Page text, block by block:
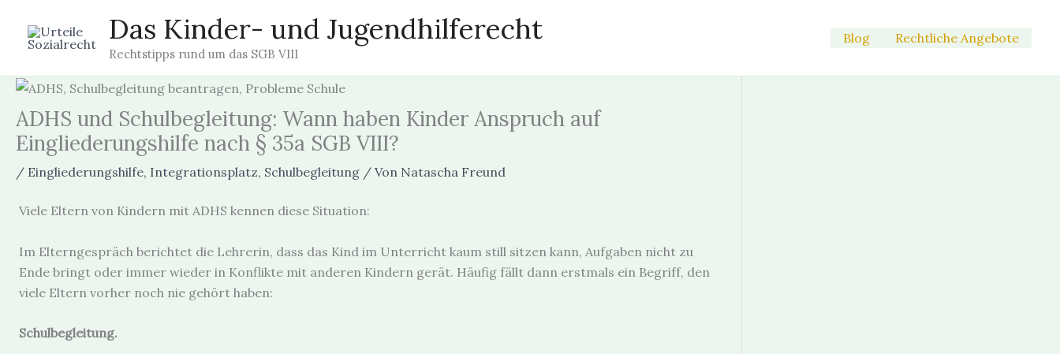
Inhalt
springen
Das Kinder- und Jugendhilferecht
Rechtstipps rund um das SGB VIII
Blog Rechtliche Angebote
ADHS und Schulbegleitung: Wann haben Kinder Anspruch auf
Eingliederungshilfe nach § 35a SGB VIII?
/ Eingliederungshilfe, Integrationsplatz, Schulbegleitung / Von Natascha Freund
Viele Eltern von Kindern mit ADHS kennen diese Situation:
Im Elterngespräch berichtet die Lehrerin, dass das Kind im Unterricht kaum still sitzen kann, Aufgaben nicht zu
Ende bringt oder immer wieder in Konflikte mit anderen Kindern gerät. Häufig fällt dann erstmals ein Begriff, den
viele Eltern vorher noch nie gehört haben:
Schulbegleitung.